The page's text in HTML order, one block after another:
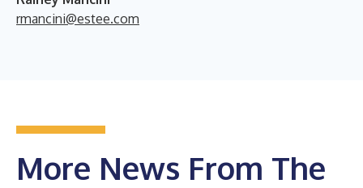
rmancini@estee.com
More News From The